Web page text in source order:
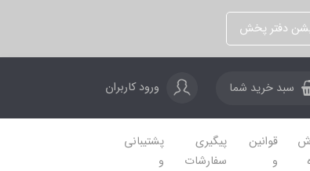
دفتر پخش
سبد خرید شما ورود کاربران
قوانین
و
پیگیری
سفارشات
پشتیبانی
و